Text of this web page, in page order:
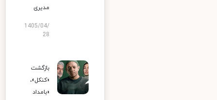
مدیری
1405/04/
28
بازگشت
«کنکل»،
«بامداد